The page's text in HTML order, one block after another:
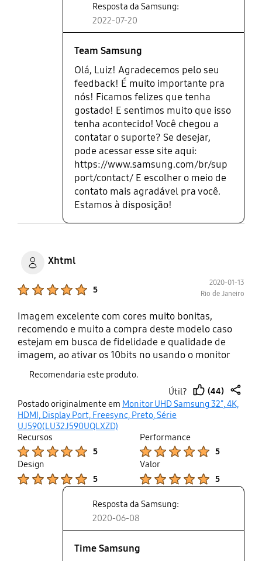
pior se piorar tenho 1 ano de garantia. Mas no
brasil esquece que marca nenhuma tem controle
de qualidade em seus monitores.
Resposta da Samsung:
2022-07-20
Team Samsung
Olá, Luiz! Agradecemos pelo seu
feedback! É muito importante pra
nós! Ficamos felizes que tenha
gostado! E sentimos muito que isso
tenha acontecido! Você chegou a
contatar o suporte? Se desejar,
pode acessar esse site aqui:
https://www.samsung.com/br/sup
port/contact/ E escolher o meio de
contato mais agradável pra você.
Estamos à disposição!
Xhtml
5
2020-01-13
Rio de Janeiro
Imagem excelente com cores muito bonitas,
recomendo e muito a compra deste modelo caso
estejam em busca de fidelidade e qualidade de
imagem, ao ativar os 10bits no usando o monitor
minha única ressalva é em relação ao fato de não
ter som integrado neste modelo, mas tirando isso é
perfeito e não tem vazamentos de luz.
Recomendaria este produto.
Útil?
thumb
(44)
share
Postado originalmente em Monitor UHD Samsung 32", 4K,
HDMI, Display Port, Freesync, Preto, Série
UJ590(LU32J590UQLXZD)
Recursos
5
Performance
5
Design
5
Valor
5
Resposta da Samsung:
2020-06-08
Time Samsung